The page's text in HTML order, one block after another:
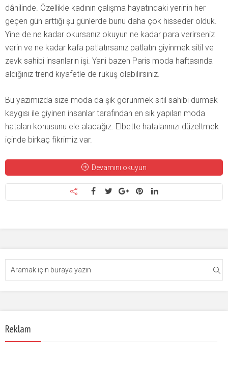
dâhilinde. Özellikle kadının çalışma hayatındaki yerinin her
geçen gün arttığı şu günlerde bunu daha çok hisseder olduk.
Yine de ne kadar okursanız okuyun ne kadar para verirseniz
verin ve ne kadar kafa patlatırsanız patlatın giyinmek sitil ve
zevk sahibi insanların işi. Yani bazen Paris moda haftasında
aldığınız trend kıyafetle de rüküş olabilirsiniz.
Bu yazımızda size moda da şık görünmek sitil sahibi durmak
kaygısı ile giyinen insanlar tarafından en sık yapılan moda
hataları konusunu ele alacağız. Elbette hatalarınızı düzeltmek
içinde birkaç fikrimiz var.
Devamını okuyun
Reklam